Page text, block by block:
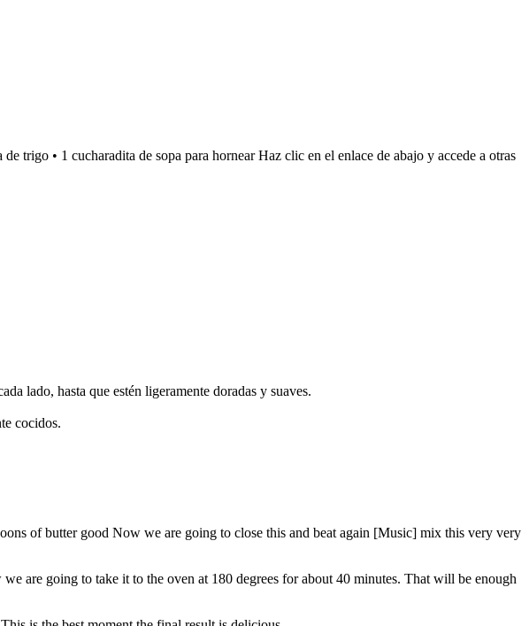
trigo • 1 cucharadita de sopa para hornear Haz clic en el enlace de abajo y accede a otras
lado, hasta que estén ligeramente doradas y suaves.
cocidos.
of butter good Now we are going to close this and beat again [Music] mix this very very
are going to take it to the oven at 180 degrees for about 40 minutes. That will be enough